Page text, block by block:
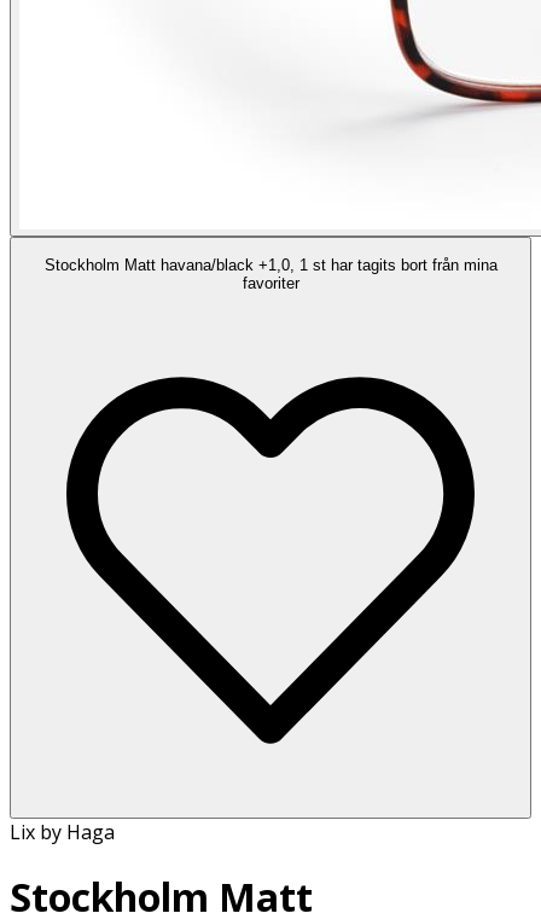
Stockholm Matt havana/black +1,0, 1 st har tagits bort från mina
favoriter
Lix by Haga
Stockholm Matt